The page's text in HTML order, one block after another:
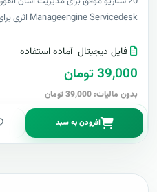
Manageengine Servicedesk اثری برای تمام..
فایل دیجیتال آماده استفاده
39,000 تومان
بدون مالیات: 39,000 تومان
افزودن به سبد